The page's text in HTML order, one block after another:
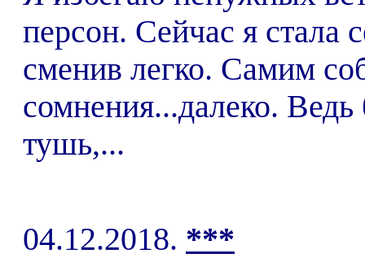
персон. Сейчас я стала
сменив легко. Самим
сомнения...далеко. Ведь
тушь,...
04.12.2018. ***